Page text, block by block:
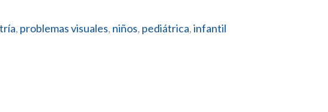
, problemas visuales, niños, pediátrica,infantil